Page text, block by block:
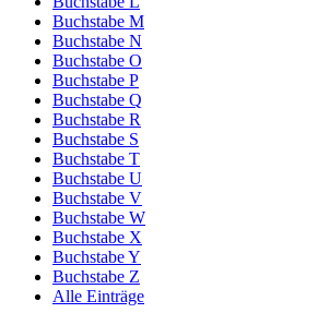
Buchstabe M
Buchstabe N
Buchstabe O
Buchstabe P
Buchstabe Q
Buchstabe R
Buchstabe S
Buchstabe T
Buchstabe U
Buchstabe V
Buchstabe W
Buchstabe X
Buchstabe Y
Buchstabe Z
Alle Einträge